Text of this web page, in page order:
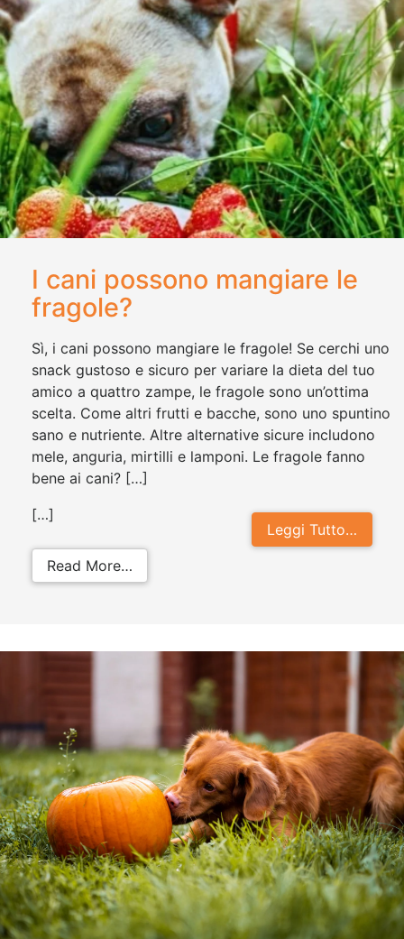
I cani possono mangiare le
fragole?
Sì, i cani possono mangiare le fragole! Se cerchi uno
snack gustoso e sicuro per variare la dieta del tuo
amico a quattro zampe, le fragole sono un’ottima
scelta. Come altri frutti e bacche, sono uno spuntino
sano e nutriente. Altre alternative sicure includono
mele, anguria, mirtilli e lamponi. Le fragole fanno
bene ai cani? […]
Leggi Tutto…
[…]
Read More…